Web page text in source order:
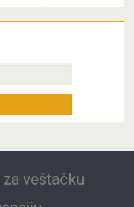
veštačku